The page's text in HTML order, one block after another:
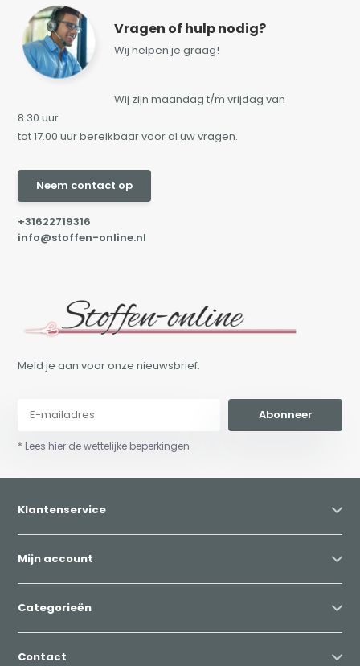
Vragen of hulp nodig?
Wij helpen je graag!
Wij zijn maandag t/m vrijdag van
8.30 uur
tot 17.00 uur bereikbaar voor al uw vragen.
Neem contact op
+31622719316
info@stoffen-online.nl
Meld je aan voor onze nieuwsbrief:
Abonneer
* Lees hier de wettelijke beperkingen
Klantenservice
Mijn account
Categorieën
Contact